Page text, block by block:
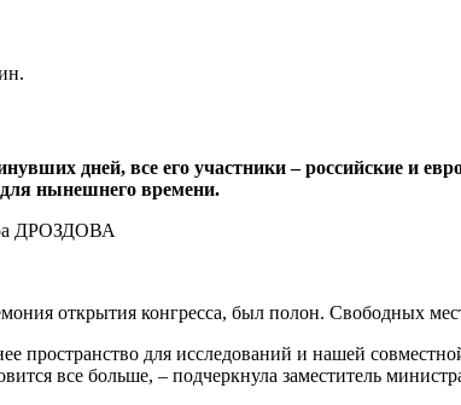
дней, все его участники – российские и
для нынешнего времени.
открытия конгресса, был полон. Свободных
пространство для исследований и нашей
все больше, – подчеркнула заместитель